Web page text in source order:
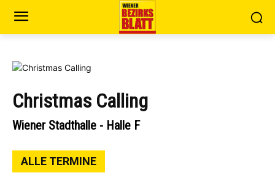
Christmas Calling
Wiener Stadthalle - Halle F
ALLE TERMINE